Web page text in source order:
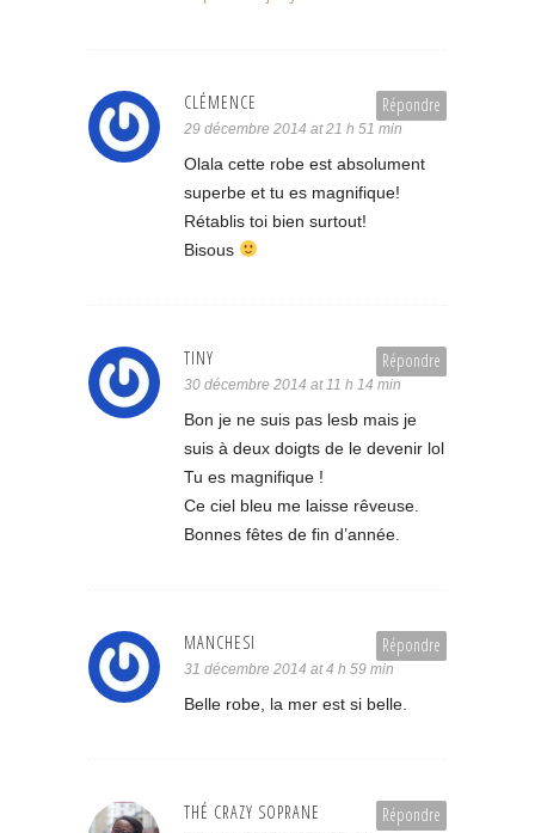
Répondre
CLÉMENCE
29 décembre 2014 at 21 h 51 min
Olala cette robe est absolument
superbe et tu es magnifique!
Rétablis toi bien surtout!
Bisous
Répondre
TINY
30 décembre 2014 at 11 h 14 min
Bon je ne suis pas lesb mais je
suis à deux doigts de le devenir lol
Tu es magnifique !
Ce ciel bleu me laisse rêveuse.
Bonnes fêtes de fin d’année.
Répondre
MANCHESI
31 décembre 2014 at 4 h 59 min
Belle robe, la mer est si belle.
Répondre
THÉ CRAZY SOPRANE